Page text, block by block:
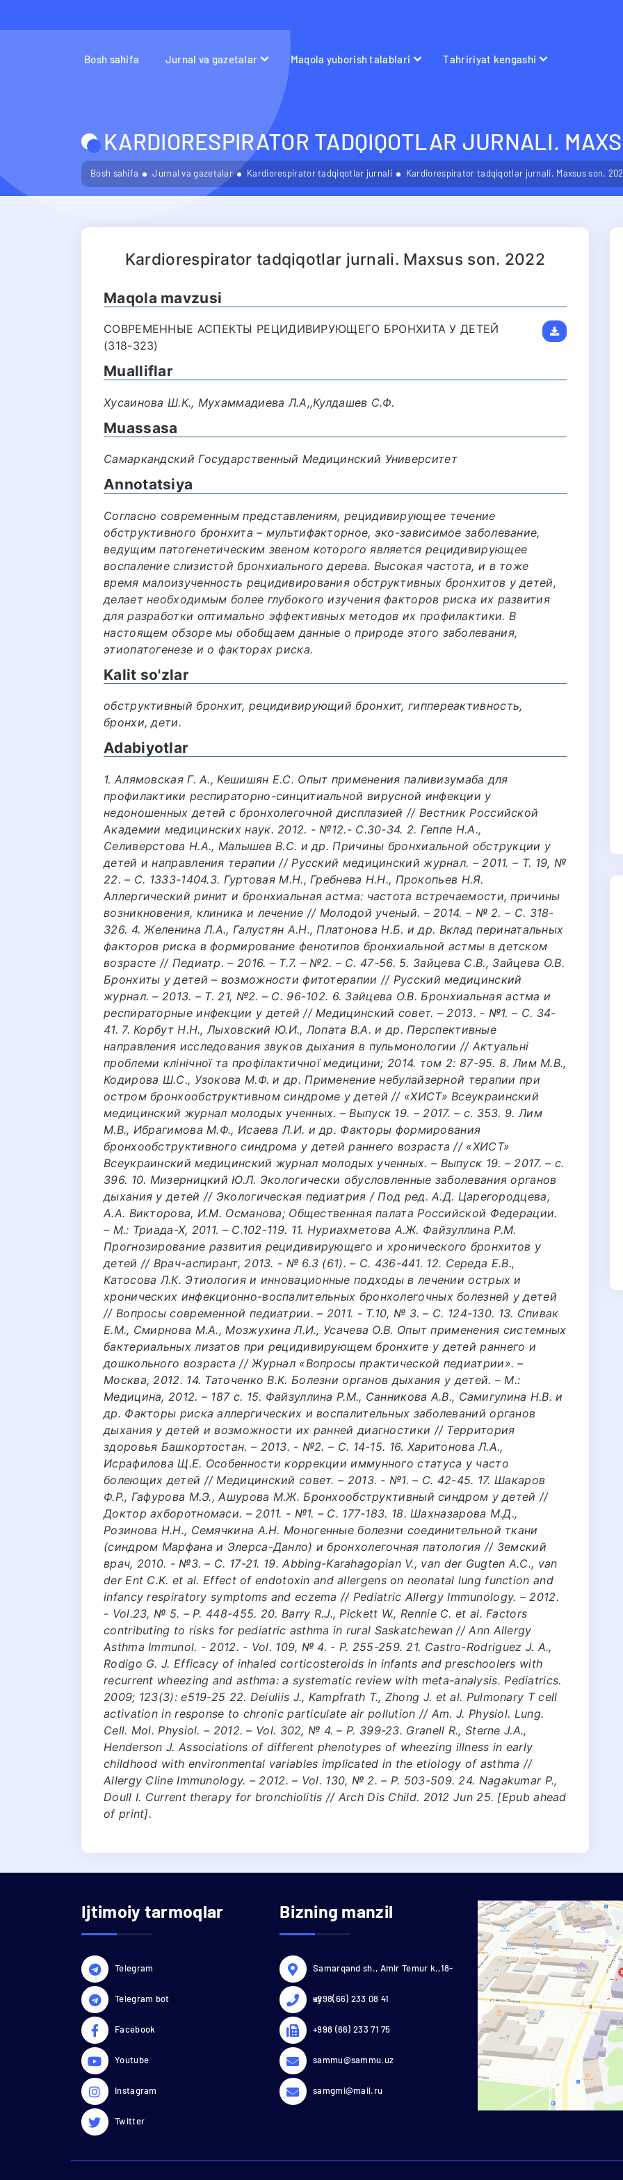
Bosh sahifa Jurnal va gazetalar Maqola yuborish talablari Tahririyat kengashi
KARDIORESPIRATOR TADQIQOTLAR JURNALI.
Bosh sahifa Jurnal va gazetalar Kardiorespirator tadqiqotlar jurnali Kardiorespirator tadqiqotlar jurnali. Maxsus son.
Kardiorespirator tadqiqotlar jurnali. Maxsus son. 2022
Maqola mavzusi
СОВРЕМЕННЫЕ АСПЕКТЫ РЕЦИДИВИРУЮЩЕГО БРОНХИТА У ДЕТЕЙ
(318-323)
Mualliflar
Хусаинова Ш.К., Мухаммадиева Л.А,,Кулдашев С.Ф.
Muassasa
Самаркандский Государственный Медицинский Университет
Annotatsiya
Согласно современным представлениям, рецидивирующее течение
обструктивного бронхита – мультифакторное, эко-зависимое заболевание,
ведущим патогенетическим звеном которого является рецидивирующее
воспаление слизистой бронхиального дерева. Высокая частота, и в тоже
время малоизученность рецидивирования обструктивных бронхитов у детей,
делает необходимым более глубокого изучения факторов риска их развития
для разработки оптимально эффективных методов их профилактики. В
настоящем обзоре мы обобщаем данные о природе этого заболевания,
этиопатогенезе и о факторах риска.
Kalit so'zlar
обструктивный бронхит, рецидивирующий бронхит, гиппереактивность,
бронхи, дети.
Adabiyotlar
1. Алямовская Г. А., Кешишян Е.С. Опыт применения паливизумаба для
профилактики респираторно-синцитиальной вирусной инфекции у
недоношенных детей с бронхолегочной дисплазией // Вестник Российской
Академии медицинских наук. 2012. - №12.- С.30-34. 2. Геппе Н.А.,
Селиверстова Н.А., Малышев В.С. и др. Причины бронхиальной обструкции у
детей и направления терапии // Русский медицинский журнал. – 2011. – Т. 19, №
22. – С. 1333-1404.3. Гуртовая М.Н., Гребнева Н.Н., Прокопьев Н.Я.
Аллергический ринит и бронхиальная астма: частота встречаемости, причины
возникновения, клиника и лечение // Молодой ученый. – 2014. – № 2. – С. 318-
326. 4. Желенина Л.А., Галустян А.Н., Платонова Н.Б. и др. Вклад перинатальных
факторов риска в формирование фенотипов бронхиальной астмы в детском
возрасте // Педиатр. – 2016. – Т.7. – №2. – С. 47-56. 5. Зайцева С.В., Зайцева О.В.
Бронхиты у детей – возможности фитотерапии // Русский медицинский
журнал. – 2013. – Т. 21, №2. – С. 96-102. 6. Зайцева О.В. Бронхиальная астма и
респираторные инфекции у детей // Медицинский совет. – 2013. - №1. – С. 34-
41. 7. Корбут Н.Н., Лыховский Ю.И., Лопата В.А. и др. Перспективные
направления исследования звуков дыхания в пульмонологии // Актуальні
проблеми клінічної та профілактичної медицини; 2014. том 2: 87-95. 8. Лим М.В.,
Кодирова Ш.С., Узокова М.Ф. и др. Применение небулайзерной терапии при
остром бронхообструктивном синдроме у детей // «ХИСТ» Всеукраинский
медицинский журнал молодых ученных. – Выпуск 19. – 2017. – с. 353. 9. Лим
М.В., Ибрагимова М.Ф., Исаева Л.И. и др. Факторы формирования
бронхообструктивного синдрома у детей раннего возраста // «ХИСТ»
Всеукраинский медицинский журнал молодых ученных. – Выпуск 19. – 2017. – с.
396. 10. Мизерницкий Ю.Л. Экологически обусловленные заболевания органов
дыхания у детей // Экологическая педиатрия / Под ред. А.Д. Царегородцева,
А.А. Викторова, И.М. Османова; Общественная палата Российской Федерации.
– М.: Триада-Х, 2011. – С.102-119. 11. Нуриахметова А.Ж. Файзуллина P.M.
Прогнозирование развития рецидивирующего и хронического бронхитов у
детей // Врач-аспирант, 2013. - № 6.3 (61). – С. 436-441. 12. Середа Е.В.,
Катосова Л.К. Этиология и инновационные подходы в лечении острых и
хронических инфекционно-воспалительных бронхолегочных болезней у детей
// Вопросы современной педиатрии. – 2011. - Т.10, № 3. – С. 124-130. 13. Спивак
Е.М., Смирнова М.А., Мозжухина Л.И., Усачева О.В. Опыт применения системных
бактериальных лизатов при рецидивирующем бронхите у детей раннего и
дошкольного возраста // Журнал «Вопросы практической педиатрии». –
Москва, 2012. 14. Таточенко В.К. Болезни органов дыхания у детей. – М.:
Медицина, 2012. – 187 с. 15. Файзуллина P.M., Санникова A.B., Самигулина H.B. и
др. Факторы риска аллергических и воспалительных заболеваний органов
дыхания у детей и возможности их ранней диагностики // Территория
здоровья Башкортостан. – 2013. - №2. – С. 14-15. 16. Харитонова Л.А.,
Исрафилова Щ.Е. Особенности коррекции иммунного статуса у часто
болеющих детей // Медицинский совет. – 2013. - №1. – С. 42-45. 17. Шакаров
Ф.Р., Гафурова М.Э., Ашурова М.Ж. Бронхообструктивный синдром у детей //
Доктор ахборотномаси. – 2011. - №1. – С. 177-183. 18. Шахназарова М.Д.,
Розинова Н.Н., Семячкина А.Н. Моногенные болезни соединительной ткани
(синдром Марфана и Элерса-Данло) и бронхолегочная патология // Земский
врач, 2010. - №3. – С. 17-21. 19. Abbing-Karahagopian V., van der Gugten A.C., van
der Ent C.K. et al. Effect of endotoxin and allergens on neonatal lung function and
infancy respiratory symptoms and eczema // Pediatric Allergy Immunology. – 2012.
- Vol.23, № 5. – Р. 448-455. 20. Barry R.J., Pickett W., Rennie C. et al. Factors
contributing to risks for pediatric asthma in rural Saskatchewan // Ann Allergy
Asthma Immunol. - 2012. - Vol. 109, № 4. - P. 255-259. 21. Castro-Rodriguez J. A.,
Rodigo G. J. Efficacy of inhaled corticosteroids in infants and preschoolers with
recurrent wheezing and asthma: a systematic review with meta-analysis. Pediatrics.
2009; 123(3): e519-25 22. Deiuliis J., Kampfrath T., Zhong J. et al. Pulmonary T cell
activation in response to chronic particulate air pollution // Am. J. Physiol. Lung.
Cell. Mol. Physiol. – 2012. – Vol. 302, № 4. – Р. 399-23. Granell R., Sterne J.A.,
Henderson J. Associations of different phenotypes of wheezing illness in early
childhood with environmental variables implicated in the etiology of asthma //
Allergy Cline Immunology. – 2012. – Vol. 130, № 2. – Р. 503-509. 24. Nagakumar P.,
Doull I. Current therapy for bronchiolitis // Arch Dis Child. 2012 Jun 25. [Epub ahead
of print].
Ijtimoiy tarmoqlar
Telegram
Telegram bot
Facebook
Youtube
Instagram
Twitter
Bizning manzil
Samarqand sh., Amir Temur k.,18-
uy
+998(66) 233 08 41
+998 (66) 233 71 75
sammu@sammu.uz
samgmi@mail.ru